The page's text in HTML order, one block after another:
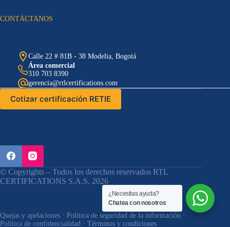
CONTÁCTANOS
Calle 22 # 81B - 38 Modelia, Bogotá
Área comercial
310 703 8390
gerencia@rtlcertifications.com
Cotizar certificación RETIE
© Copyrights – Todos los derechos reservados RTL
CERTIFICATIONS S.A.S. 2026
Quejas y apelaciones · Política de seguridad de la información ·
Política de confidencialidad · Términos y condiciones
¿Necesitas ayuda?
Chatea con nosotros